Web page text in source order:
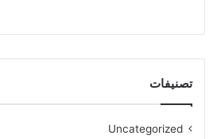
تصنيفات
Uncategorized